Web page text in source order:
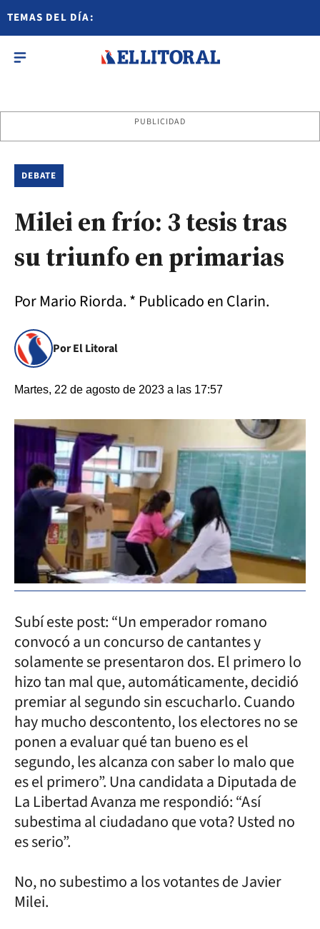
TEMAS DEL DÍA:
PUBLICIDAD
DEBATE
Milei en frío: 3 tesis tras
su triunfo en primarias
Por Mario Riorda. * Publicado en Clarin.
Por El Litoral
Martes, 22 de agosto de 2023 a las 17:57
Subí este post: “Un emperador romano
convocó a un concurso de cantantes y
solamente se presentaron dos. El primero lo
hizo tan mal que, automáticamente, decidió
premiar al segundo sin escucharlo. Cuando
hay mucho descontento, los electores no se
ponen a evaluar qué tan bueno es el
segundo, les alcanza con saber lo malo que
es el primero”. Una candidata a Diputada de
La Libertad Avanza me respondió: “Así
subestima al ciudadano que vota? Usted no
es serio”.
No, no subestimo a los votantes de Javier
Milei.